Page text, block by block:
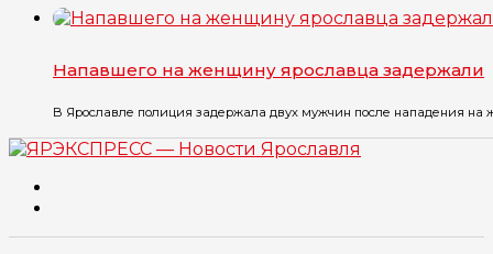
Напавшего на женщину ярославца задержали
В Ярославле полиция задержала двух мужчин после нападения на